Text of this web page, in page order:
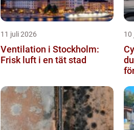
11 juli 2026
Ventilation i Stockholm:
Frisk luft i en tät stad
10